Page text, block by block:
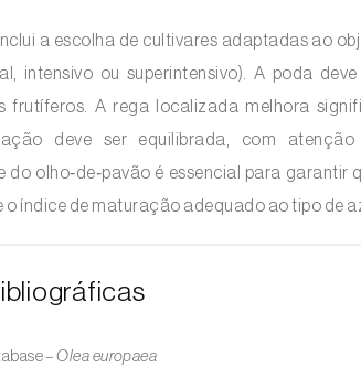
a escolha de cultivares adaptadas ao
intensivo ou superintensivo). A poda
frutíferos. A rega localizada melhora
deve ser equilibrada, com
do olho‑de‑pavão é essencial para
índice de maturação adequado ao tipo de
–Olea europaea